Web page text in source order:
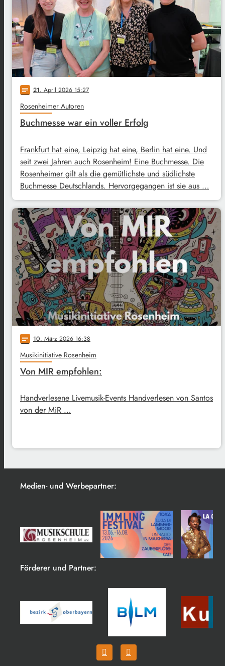
notes 21. April 2026 15:27
Rosenheimer Autoren
Buchmesse war ein voller Erfolg
Frankfurt hat eine, Leipzig hat eine, Berlin hat eine. Und
seit zwei Jahren auch Rosenheim! Eine Buchmesse. Die
Rosenheimer gilt als die gemütlichste und südlichste
Buchmesse Deutschlands. Hervorgegangen ist sie aus …
notes 10. März 2026 16:38
Musikinitiative Rosenheim
Von MIR empfohlen:
Handverlesene Livemusik-Events Handverlesen von Santos
von der MiR …
Medien- und Werbepartner:
Förderer und Partner: